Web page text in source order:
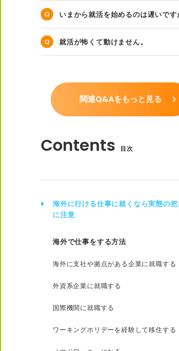
いまから就活を始めるのは遅いです
就活が怖くて動けません。
関連Q&Aをもっと見る
目次
海外に行ける仕事に就くなら実態の
に注意
海外で仕事をする方法
海外に支社や拠点がある企業に就職する
外資系企業に就職する
国際機関に就職する
ワーキングホリデーを経験して移住する